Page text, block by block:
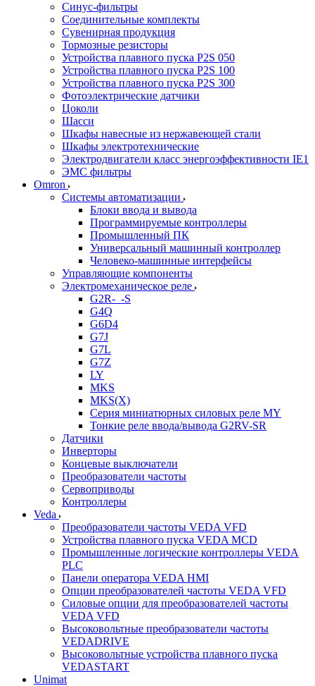
Синус-фильтры
Соединительные комплекты
Сувенирная продукция
Тормозные резисторы
Устройства плавного пуска P2S 050
Устройства плавного пуска P2S 100
Устройства плавного пуска P2S 300
Фотоэлектрические датчики
Цоколи
Шасси
Шкафы навесные из нержавеющей стали
Шкафы электротехнические
Электродвигатели класс энергоэффективности IE1
ЭМС фильтры
Omron
Системы автоматизации
Блоки ввода и вывода
Программируемые контроллеры
Промышленный ПК
Универсальный машинный контроллер
Человеко-машинные интерфейсы
Управляющие компоненты
Электромеханическое реле
G2R-_-S
G4Q
G6D4
G7J
G7L
G7Z
LY
MKS
MKS(X)
Серия миниатюрных силовых реле MY
Тонкие реле ввода/вывода G2RV-SR
Датчики
Инверторы
Концевые выключатели
Преобразователи частоты
Сервоприводы
Контроллеры
Veda
Преобразователи частоты VEDA VFD
Устройства плавного пуска VEDA MCD
Промышленные логические контроллеры VEDA
PLC
Панели оператора VEDA HMI
Опции преобразователей частоты VEDA VFD
Силовые опции для преобразователей частоты
VEDA VFD
Высоковольтные преобразователи частоты
VEDADRIVE
Высоковольтные устройства плавного пуска
VEDASTART
Unimat